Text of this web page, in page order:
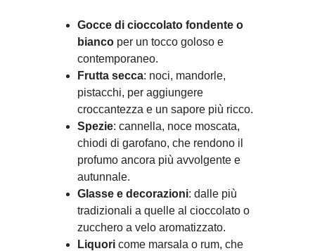
Gocce di cioccolato fondente o
bianco per un tocco goloso e
contemporaneo.
Frutta secca: noci, mandorle,
pistacchi, per aggiungere
croccantezza e un sapore più ricco.
Spezie: cannella, noce moscata,
chiodi di garofano, che rendono il
profumo ancora più avvolgente e
autunnale.
Glasse e decorazioni: dalle più
tradizionali a quelle al cioccolato o
zucchero a velo aromatizzato.
Liquori come marsala o rum, che